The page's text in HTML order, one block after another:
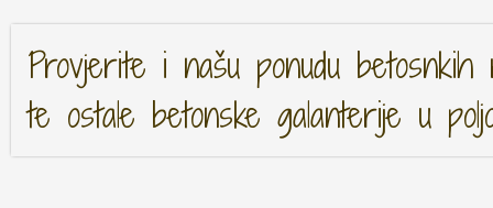
Provjerite i našu ponudu betosnkih
te ostale betonske galanterije u